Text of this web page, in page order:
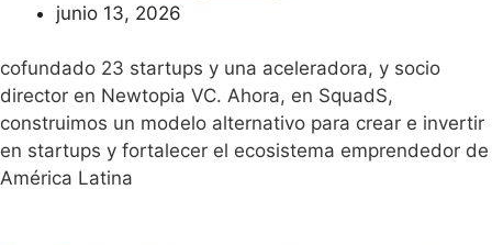
junio 13, 2026
cofundado 23 startups y una aceleradora, y socio
director en Newtopia VC. Ahora, en SquadS,
construimos un modelo alternativo para crear e invertir
en startups y fortalecer el ecosistema emprendedor de
América Latina